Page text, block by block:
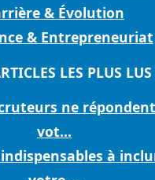
& Évolution
& Entrepreneuriat
LES PLUS LUS
ne
vot...
à